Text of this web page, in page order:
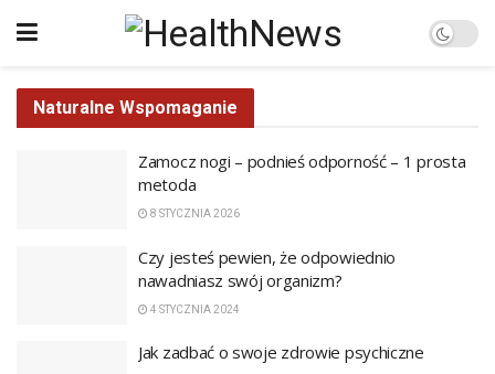
Naturalne Wspomaganie
Zamocz nogi – podnieś odporność – 1 prosta
metoda
8 STYCZNIA 2026
Czy jesteś pewien, że odpowiednio
nawadniasz swój organizm?
4 STYCZNIA 2024
Jak zadbać o swoje zdrowie psychiczne